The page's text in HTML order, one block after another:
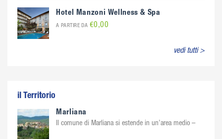
Hotel Manzoni Wellness & Spa
A PARTIRE DA €0,00
vedi tutti >
il Territorio
Marliana
Il comune di Marliana si estende in un’area medio –